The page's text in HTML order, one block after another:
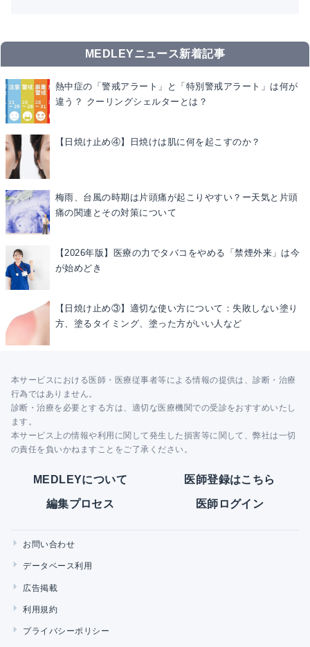
MEDLEYニュース新着記事
熱中症の「警戒アラート」と「特別警戒アラート」は何が
違う？ クーリングシェルターとは？
【日焼け止め④】日焼けは肌に何を起こすのか？
梅雨、台風の時期は片頭痛が起こりやすい？ー天気と片頭
痛の関連とその対策について
【2026年版】医療の力でタバコをやめる「禁煙外来」は今
が始めどき
【日焼け止め③】適切な使い方について：失敗しない塗り
方、塗るタイミング、塗った方がいい人など
本サービスにおける医師・医療従事者等による情報の提供は、診断・治療
行為ではありません。
診断・治療を必要とする方は、適切な医療機関での受診をおすすめいたし
ます。
本サービス上の情報や利用に関して発生した損害等に関して、弊社は一切
の責任を負いかねますことをご了承ください。
MEDLEYについて 医師登録はこちら
編集プロセス 医師ログイン
お問い合わせ
データベース利用
広告掲載
利用規約
プライバシーポリシー